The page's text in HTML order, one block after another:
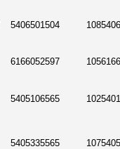
5406501504
6166052597
5405106565
5405335565